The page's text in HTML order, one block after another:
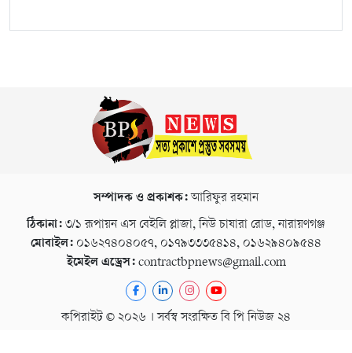
সম্পাদক ও প্রকাশক:আরিফুর রহমান
ঠিকানা: ৩/১ রূপায়ন এস বেইলি প্লাজা, নিউ চাষারা রোড, নারায়ণগঞ্জ
মোবাইল: ০১৬২৭৪০৪০৫৭, ০১৭৯৩৩৩৫৪১৪, ০১৬২৯৪০৯৫৪৪
ইমেইল এড্রেস:contractbpnews@gmail.com
কপিরাইট © ২০২৬ । সর্বস্ব সংরক্ষিত বি পি নিউজ ২৪